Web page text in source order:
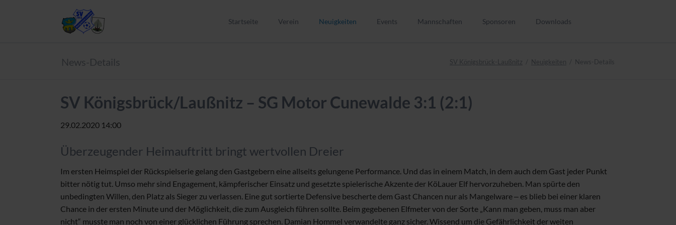
Startseite Verein
Mitglied werden
Spielstätten
Vereins-Shop
Neuigkeiten Events Mannschaften
A-Junioren
E1-Junioren
E2-Junioren
Sponsoren Downloads
News-Details SV Königsbrück-Laußnitz Neuigkeiten News-Details
SV Königsbrück/Laußnitz – SG Motor Cunewalde 3:1 (2:1)
29.02.2020 14:00
Überzeugender Heimauftritt bringt wertvollen Dreier
Im ersten Heimspiel der Rückspielserie gelang den Gastgebern eine allseits gelungene Performance. Und das in einem Match, in dem auch dem Gast jeder Punkt
bitter nötig tut. Umso mehr sind Engagement, kämpferischer Einsatz und gesetzte spielerische Akzente der KöLauer Elf hervorzuheben. Man spürte den
unbedingten Willen, den Platz als Sieger zu verlassen. Eine gut sortierte Defensive bescherte dem Gast Chancen nur als Mangelware ‒ es blieb bei einer klaren
Chance in der ersten Minute und der Möglichkeit, die zum Ausgleich führen sollte. Beim gegebenen Elfmeter von der Sorte „Kann man geben, muss man aber
nicht“ musste man noch von einer glücklichen Führung sprechen. Damian Hommel verwandelte ganz sicher. Wissend um die Gefährlichkeit der weiten